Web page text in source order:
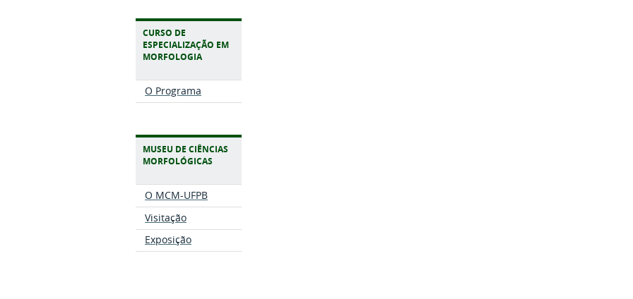
CURSO DE
ESPECIALIZAÇÃO EM
MORFOLOGIA
O Programa
MUSEU DE CIÊNCIAS
MORFOLÓGICAS
O MCM-UFPB
Visitação
Exposição